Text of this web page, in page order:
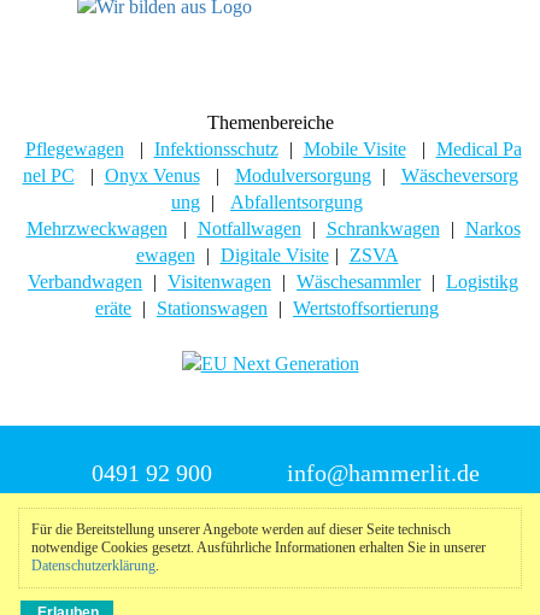
Themenbereiche
Pflegewagen
Infektionsschutz Mobile Visite
Medical Pa
nel PC
Onyx Venus Modulversorgung
Wäscheversorg
ung
Abfallentsorgung
Mehrzweckwagen
Notfallwagen Schrankwagen
Narkos
ewagen
Digitale Visite
ZSVA
Verbandwagen
Visitenwagen Wäschesammler
Logistikg
eräte
Stationswagen Wertstoffsortierung
0491 92 900 info@hammerlit.de
© 2025 Hammerlit
Impressum
nach
Für die Bereitstellung unserer Angebote werden auf dieser Seite technisch
notwendige Cookies gesetzt. Ausführliche Informationen erhalten Sie in unserer
Datenschutzerklärung.